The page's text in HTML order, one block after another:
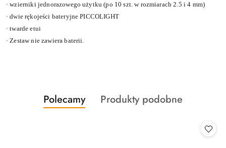
·wzierniki jednorazowego użytku (po 10 szt. w rozmiarach 2.5 i 4 mm)
·dwie rękojeści bateryjne PICCOLIGHT
·twarde etui
·Zestaw nie zawiera baterii.
Pomiń karuzelę produktów
Produkty
o
Polecamy
Produkty
Produkty podobne